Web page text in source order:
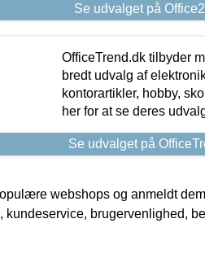
Se udvalget på
OfficeTrend.dk tilbyder
bredt udvalg af
kontorartikler, hobby,
her for at se deres
Se udvalget på
webshops og anmeldt
kundeservice, brugervenlighed,